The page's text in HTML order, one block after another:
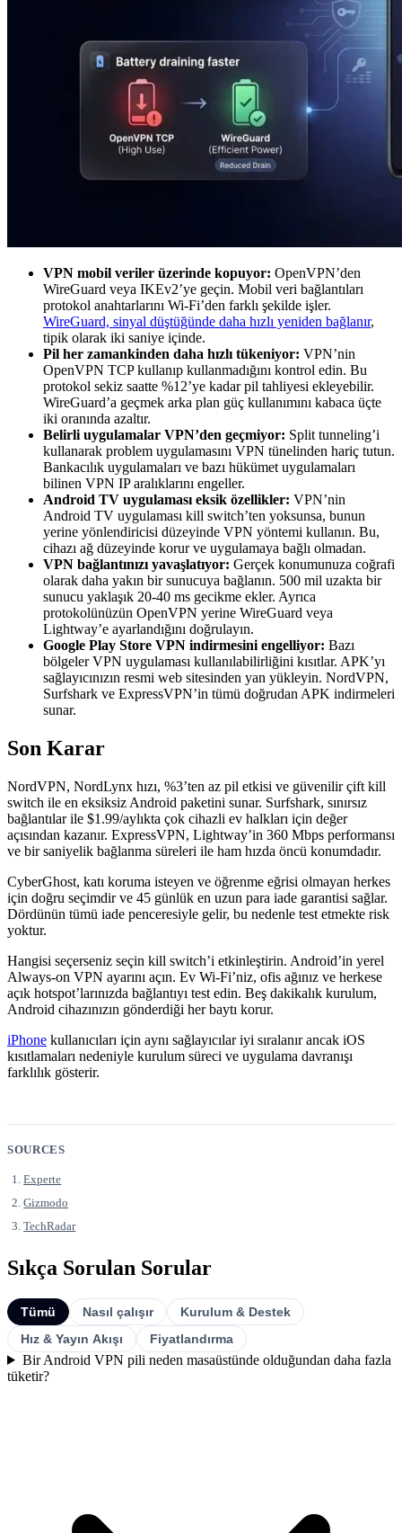
VPN mobil veriler üzerinde kopuyor: OpenVPN’den
WireGuard veya IKEv2’ye geçin. Mobil veri bağlantıları
protokol anahtarlarını Wi-Fi’den farklı şekilde işler.
WireGuard, sinyal düştüğünde daha hızlı yeniden bağlanır,
tipik olarak iki saniye içinde.
Pil her zamankinden daha hızlı tükeniyor: VPN’nin
OpenVPN TCP kullanıp kullanmadığını kontrol edin. Bu
protokol sekiz saatte %12’ye kadar pil tahliyesi ekleyebilir.
WireGuard’a geçmek arka plan güç kullanımını kabaca üçte
iki oranında azaltır.
Belirli uygulamalar VPN’den geçmiyor: Split tunneling’i
kullanarak problem uygulamasını VPN tünelinden hariç tutun.
Bankacılık uygulamaları ve bazı hükümet uygulamaları
bilinen VPN IP aralıklarını engeller.
Android TV uygulaması eksik özellikler: VPN’nin
Android TV uygulaması kill switch’ten yoksunsa, bunun
yerine yönlendiricisi düzeyinde VPN yöntemi kullanın. Bu,
cihazı ağ düzeyinde korur ve uygulamaya bağlı olmadan.
VPN bağlantınızı yavaşlatıyor: Gerçek konumunuza coğrafi
olarak daha yakın bir sunucuya bağlanın. 500 mil uzakta bir
sunucu yaklaşık 20-40 ms gecikme ekler. Ayrıca
protokolünüzün OpenVPN yerine WireGuard veya
Lightway’e ayarlandığını doğrulayın.
Google Play Store VPN indirmesini engelliyor: Bazı
bölgeler VPN uygulaması kullanılabilirliğini kısıtlar. APK’yı
sağlayıcınızın resmi web sitesinden yan yükleyin. NordVPN,
Surfshark ve ExpressVPN’in tümü doğrudan APK indirmeleri
sunar.
Son Karar
NordVPN, NordLynx hızı, %3’ten az pil etkisi ve güvenilir çift kill
switch ile en eksiksiz Android paketini sunar. Surfshark, sınırsız
bağlantılar ile $1.99/aylıkta çok cihazli ev halkları için değer
açısından kazanır. ExpressVPN, Lightway’in 360 Mbps performansı
ve bir saniyelik bağlanma süreleri ile ham hızda öncü konumdadır.
CyberGhost, katı koruma isteyen ve öğrenme eğrisi olmayan herkes
için doğru seçimdir ve 45 günlük en uzun para iade garantisi sağlar.
Dördünün tümü iade penceresiyle gelir, bu nedenle test etmekte risk
yoktur.
Hangisi seçerseniz seçin kill switch’i etkinleştirin. Android’in yerel
Always-on VPN ayarını açın. Ev Wi-Fi’niz, ofis ağınız ve herkese
açık hotspot’larınızda bağlantıyı test edin. Beş dakikalık kurulum,
Android cihazınızın gönderdiği her baytı korur.
iPhone kullanıcıları için aynı sağlayıcılar iyi sıralanır ancak iOS
kısıtlamaları nedeniyle kurulum süreci ve uygulama davranışı
farklılık gösterir.
SOURCES
Experte
Gizmodo
TechRadar
Sıkça Sorulan Sorular
Tümü Nasıl çalışır
Kurulum & Destek
Hız & Yayın Akışı
Fiyatlandırma
Bir Android VPN pili neden masaüstünde olduğundan daha fazla
tüketir?